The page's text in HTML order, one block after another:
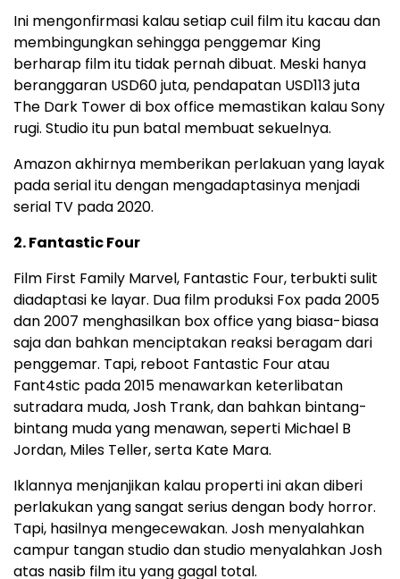
Ini mengonfirmasi kalau setiap cuil film itu kacau dan
membingungkan sehingga penggemar King
berharap film itu tidak pernah dibuat. Meski hanya
beranggaran USD60 juta, pendapatan USD113 juta
The Dark Tower di box office memastikan kalau Sony
rugi. Studio itu pun batal membuat sekuelnya.
Amazon akhirnya memberikan perlakuan yang layak
pada serial itu dengan mengadaptasinya menjadi
serial TV pada 2020.
2. Fantastic Four
Film First Family Marvel, Fantastic Four, terbukti sulit
diadaptasi ke layar. Dua film produksi Fox pada 2005
dan 2007 menghasilkan box office yang biasa-biasa
saja dan bahkan menciptakan reaksi beragam dari
penggemar. Tapi, reboot Fantastic Four atau
Fant4stic pada 2015 menawarkan keterlibatan
sutradara muda, Josh Trank, dan bahkan bintang-
bintang muda yang menawan, seperti Michael B
Jordan, Miles Teller, serta Kate Mara.
Iklannya menjanjikan kalau properti ini akan diberi
perlakukan yang sangat serius dengan body horror.
Tapi, hasilnya mengecewakan. Josh menyalahkan
campur tangan studio dan studio menyalahkan Josh
atas nasib film itu yang gagal total.